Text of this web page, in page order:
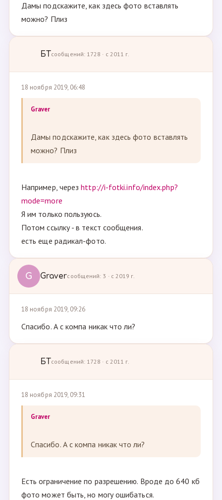
Дамы подскажите, как здесь фото вставлять
можно? Плиз
БТсообщений: 1728 · с 2011 г.
18 ноября 2019, 06:48
Graver
Дамы подскажите, как здесь фото вставлять
можно? Плиз
Например, черезhttp://i-fotki.info/index.php?
mode=more
Я им только пользуюсь.
Потом ссылку - в текст сообщения.
есть еще радикал-фото.
G Graverсообщений: 3 · с 2019 г.
18 ноября 2019, 09:26
Спасибо. А с компа никак что ли?
БТсообщений: 1728 · с 2011 г.
18 ноября 2019, 09:31
Graver
Спасибо. А с компа никак что ли?
Есть ограничение по разрешению. Вроде до 640 кб
фото может быть, но могу ошибаться.